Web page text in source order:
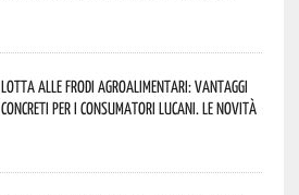
Lotta alle frodi agroalimentari: vantaggi
concreti per i consumatori lucani. Le novità